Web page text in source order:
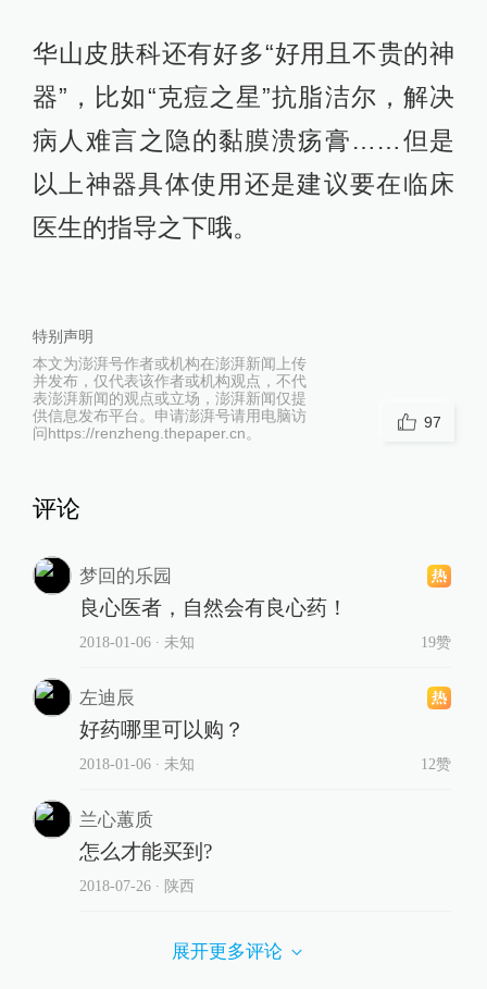
华山皮肤科还有好多“好用且不贵的神
器”，比如“克痘之星”抗脂洁尔，解决
病人难言之隐的黏膜溃疡膏……但是
以上神器具体使用还是建议要在临床
医生的指导之下哦。
特别声明
本文为澎湃号作者或机构在澎湃新闻上传
并发布，仅代表该作者或机构观点，不代
表澎湃新闻的观点或立场，澎湃新闻仅提
供信息发布平台。申请澎湃号请用电脑访
问https://renzheng.thepaper.cn。
97
评论
梦回的乐园
良心医者，自然会有良心药！
2018-01-06∙ 未知 19赞
左迪辰
好药哪里可以购？
2018-01-06∙ 未知 12赞
兰心蕙质
怎么才能买到?
2018-07-26∙ 陕西
展开更多评论